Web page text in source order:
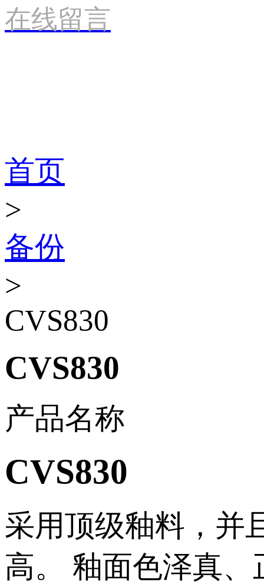
在线留言
首页
>
备份
>
CVS830
CVS830
产品名称
CVS830
采用顶级釉料，
高。 釉面色泽真、